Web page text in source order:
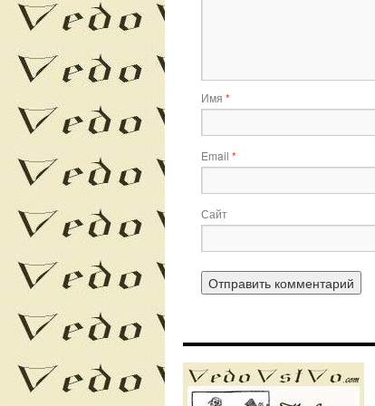
Имя *
Email *
Сайт